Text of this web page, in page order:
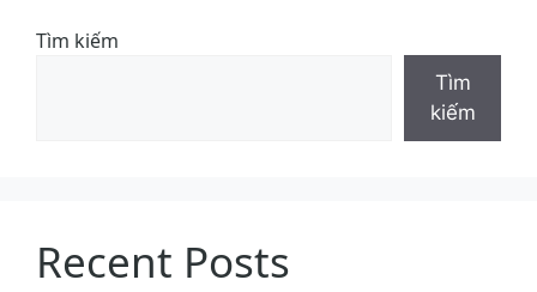
Tìm kiếm
Tìm
kiếm
Recent Posts